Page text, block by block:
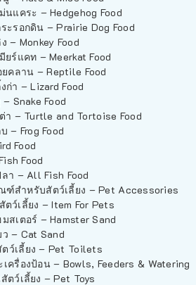
นแคระ – Hedgehog Food
ะรอกดิน – Prairie Dog Food
– Monkey Food
ยร์แคท – Meerkat Food
คลาน – Reptile Food
ก่า – Lizard Food
Snake Food
า – Turtle and Tortoise Food
– Frog Food
Food
Food
า – All Fish Food
สำหรับสัตว์เลี้ยง – Pet Accessories
ว์เลี้ยง – Item For Pets
สเตอร์ – Hamster Sand
– Cat Sand
ว์เลี้ยง – Pet Toilets
ครื่องป้อน – Bowls, Feeders & Watering
ตว์เลี้ยง – Pet Toys